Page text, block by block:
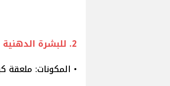
2. للبشرة الدهنية
• المكونات: ملعقة